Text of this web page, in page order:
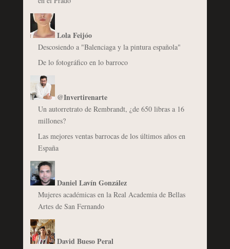
Lola Feijóo
Descosiendo a "Balenciaga y la pintura española"
De lo fotográfico en lo barroco
@Invertirenarte
Un autorretrato de Rembrandt, ¿de 650 libras a 16
millones?
Las mejores ventas barrocas de los últimos años en
España
Daniel Lavín González
Mujeres académicas en la Real Academia de Bellas
Artes de San Fernando
David Bueso Peral